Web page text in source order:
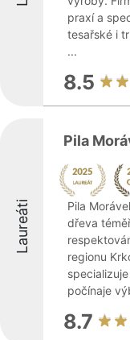
praxí a
tesařské i
...
8.5
Laureáti
Pila
Pila
dřeva
regionu
počínaje
8.7